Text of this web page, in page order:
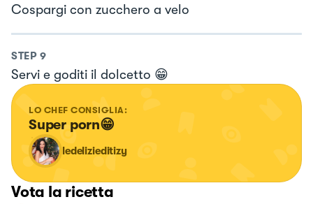
Cospargi con zucchero a velo
STEP 9
Servi e goditi il dolcetto 😁
LO CHEF CONSIGLIA:
Super porn😁
ledelizieditizy
Vota la ricetta